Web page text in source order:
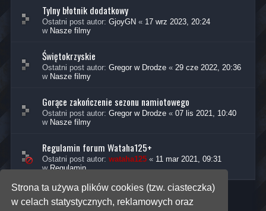
Strona ta używa plików cookies (tzw. ciasteczka)
w celach statystycznych, reklamowych oraz
Tylny błotnik dodatkowy
Ostatni post autor: GjoyGN « 17 wrz 2023, 20:24
w Nasze filmy
Świętokrzyskie
Ostatni post autor: Gregor w Drodze « 29 cze 2022, 20:36
w Nasze filmy
Gorące zakończenie sezonu namiotowego
Ostatni post autor: Gregor w Drodze « 07 lis 2021, 10:40
w Nasze filmy
Regulamin forum Wataha125+
Ostatni post autor: wataha125 « 11 mar 2021, 09:31
wRegulamin